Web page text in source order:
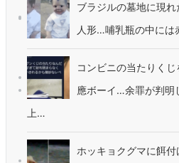
ブラジルの墓地に現
人形…哺乳瓶の中には
コンビニの当たりく
應ボーイ…余罪が判明
上…
ホッキョクグマに餌付